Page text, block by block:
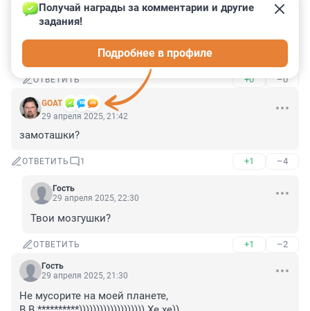
Гость29 апреля 2025, 22:29
Не, это тут не к месту
ОТВЕТИТЬ +0 –0
GOAT
Получай награды за комментарии и другие
задания!
Подробнее в профиле
29 апреля 2025, 21:42
замоташки?
ОТВЕТИТЬ 1 +1 –4
Гость
29 апреля 2025, 22:30
Твои мозгушки?
ОТВЕТИТЬ +1 –2
Гость
29 апреля 2025, 21:30
Не мусорите на моей планете,